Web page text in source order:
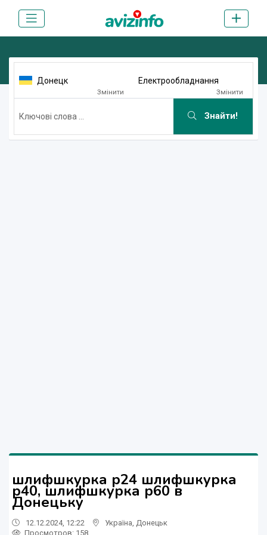
Донецк
Змінити
Електрообладнання
Змінити
Знайти!
шлифшкурка р24 шлифшкурка
р40, шлифшкурка р60 в
Донецьку
12.12.2024, 12:22 Україна Донецьк
Просмотров: 158